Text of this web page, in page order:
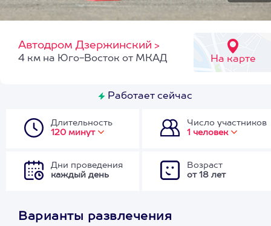
Автодром Дзержинский >
На карте
4 км на Юго-Восток от МКАД
Работает сейчас
Длительность
120 минут
Число участников
1 человек
Дни проведения
каждый день
Возраст
от 18 лет
Варианты развлечения